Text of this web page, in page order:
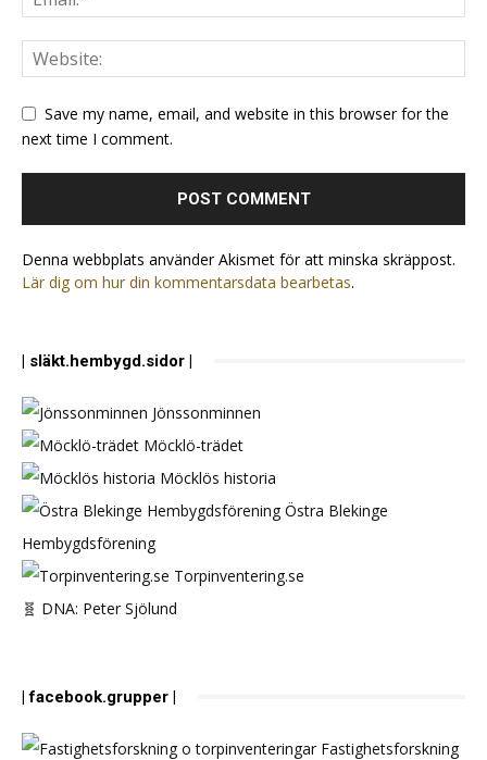
Save my name, email, and website in this browser for the
next time I comment.
Denna webbplats använder Akismet för att minska skräppost.
Lär dig om hur din kommentarsdata bearbetas.
| släkt.hembygd.sidor |
Jönssonminnen
Möcklö-trädet
Möcklös historia
Östra Blekinge
Hembygdsförening
Torpinventering.se
🧬 DNA: Peter Sjölund
| facebook.grupper |
Fastighetsforskning